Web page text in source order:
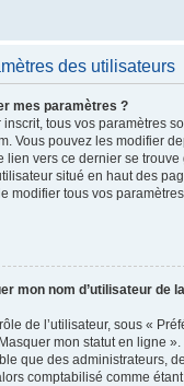
des utilisateurs
mes paramètres ?
tous vos paramètres
Vous pouvez les modifier
lien vers ce dernier se
situé en haut des
modifier tous vos
mon nom d’utilisateur de
de l’utilisateur, sous «
mon statut en ligne
que des administrateurs,
comptabilisé comme